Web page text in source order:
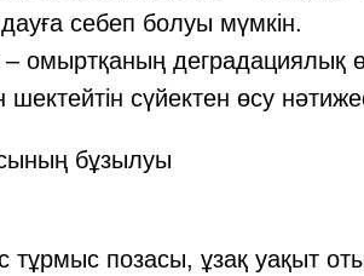
себеп болуы мүмкін.
омыртқаның деградациялық
шектейтін сүйектен өсу
бұзылуы
тұрмыс позасы, ұзақ уақыт